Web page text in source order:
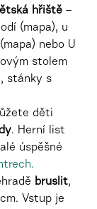
hřiště –
(mapa), u
nebo U
stolem
stánky s
děti
. Herní list
úspěšné
bruslit,
Vstup je